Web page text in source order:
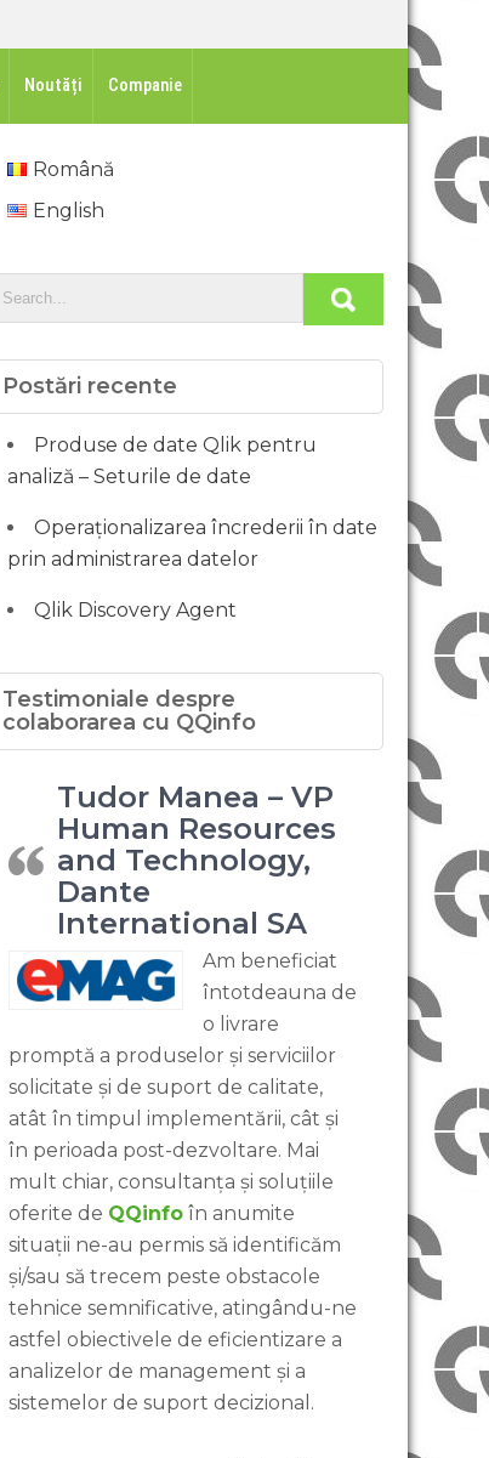
Noutăți Companie
Română
English
Postări recente
Produse de date Qlik pentru
analiză – Seturile de date
Operaționalizarea încrederii în date
prin administrarea datelor
Qlik Discovery Agent
Testimoniale despre
colaborarea cu QQinfo
Tudor Manea – VP
Human Resources
and Technology,
Dante
International SA
Am beneficiat
întotdeauna de
o livrare
promptă a produselor și serviciilor
solicitate și de suport de calitate,
atât în timpul implementării, cât și
în perioada post-dezvoltare. Mai
mult chiar, consultanța și soluțiile
oferite de QQinfo în anumite
situații ne-au permis să identificăm
și/sau să trecem peste obstacole
tehnice semnificative, atingându-ne
astfel obiectivele de eficientizare a
analizelor de management și a
sistemelor de suport decizional.